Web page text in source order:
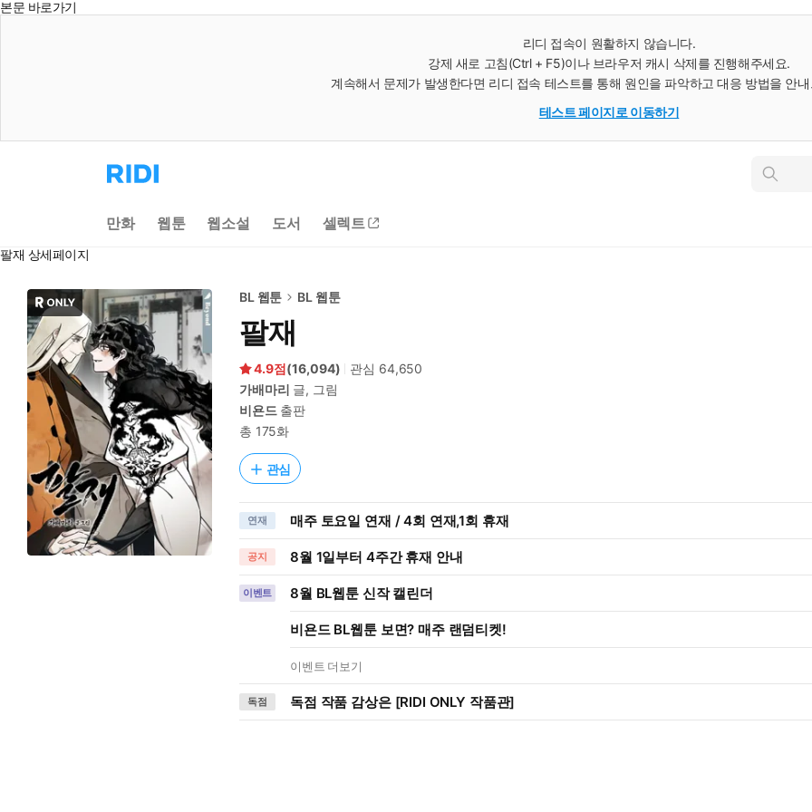
본문 바로가기
리디 접속이 원활하지 않습니다.
강제 새로 고침(Ctrl + F5)이나 브라우저 캐시 삭제를 진행해주세요.
계속해서 문제가 발생한다면 리디 접속 테스트를 통해 원인을 파악하고 대응 방법을 안
테스트 페이지로 이동하기
리
디
으
로
인
만화 웹툰 웹소설 도서 셀렉트
팔재 상세페이지
BL 웹툰 BL 웹툰
팔재
4.9 (16,094) 관심 64,650
가배마리 글, 그림
비욘드 출판
총 175화
관심
연재 매주 토요일 연재 / 4회 연재,1회 휴재
공지 8월 1일부터 4주간 휴재 안내
이벤트 8월 BL웹툰 신작 캘린더
비욘드 BL웹툰 보면? 매주 랜덤티켓!
이벤트 더보기
독점 독점 작품 감상은 [RIDI ONLY 작품관]